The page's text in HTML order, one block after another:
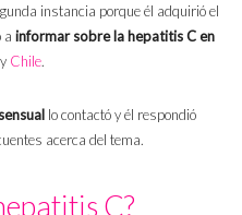
instancia porque él adquirió el
a informar sobre la hepatitis C en
y Chile.
lo contactó y él respondió
acerca del tema.
C?